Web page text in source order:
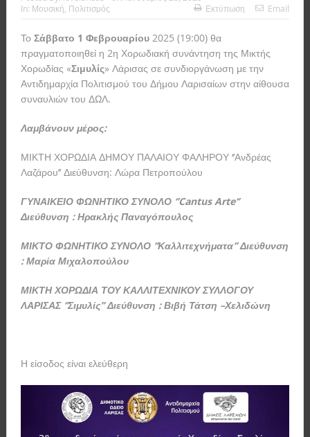
In: Μουσική, Πολιτισμός Εκτύπωση Email
Το Σάββατο 1 Φεβρουαρίου2025 (19:00) θα
πραγματοποιηθεί η 2η Χορωδιακή συνάντηση της Μικτής
Χορωδίας «Σιμυλίς» Λάρισας σε συνδιοργάνωση με την
Αντιδημαρχία Πολιτισμού του Δήμου Λαρισαίων στην αίθουσα
συναυλιών του ΔΩΛ.
Λαμβάνουν μέρος:
ΜΙΚΤΗ ΧΟΡΩΔΙΑ ΔΗΜΟΥ ΠΑΛΑΙΟΥ ΦΑΛΗΡΟΥ ‘’Ανδρέας
Λαζάρου’’ Διεύθυνση: Λώρα Πετροπούλου
ΓΥΝΑΙΚΕΙΟ ΦΩΝΗΤΙΚΟ ΣΥΝΟΛΟ ‘’Cantus Arte‘’
Διεύθυνση : Ηρακλής Παναγόπουλος
ΜΙΚΤΟ ΦΩΝΗΤΙΚΟ ΣΥΝΟΛΟ ‘’Καλλιτεχνήματα’’ Διεύθυνση
: Μαρία Μιχαλοπούλου
ΜΙΚΤΗ ΧΟΡΩΔΙΑ ΤΟΥ ΚΑΛΛΙΤΕΧΝΙΚΟΥ ΣΥΛΛΟΓΟΥ
ΛΑΡΙΣΑΣ ‘’Σιμυλίς’’ Διεύθυνση : Βιβή Τάτση –Χελιδώνη
Η είσοδος είναι ελεύθερη